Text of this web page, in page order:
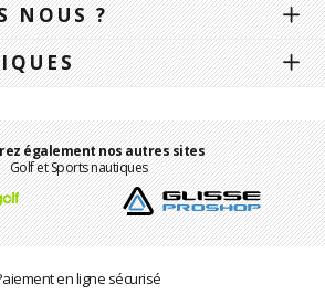
NOUS ?
également nos autres sites
Golf et Sports nautiques
en ligne sécurisé